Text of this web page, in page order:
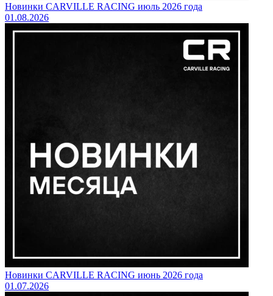
Новинки CARVILLE RACING июль 2026 года
01.08.2026
Новинки CARVILLE RACING июнь 2026 года
01.07.2026